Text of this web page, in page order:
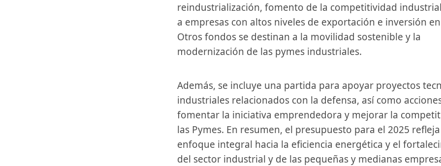
reindustrialización, fomento ​de la competitividad
a empresas con altos niveles de exportación⁢ e inversión
Otros fondos se destinan a la movilidad sostenible ⁤y ‍la
modernización ⁤de las ⁤pymes industriales.
Además, se incluye​ una partida para apoyar proyectos tecnológicos
industriales relacionados​ con la defensa, así como
fomentar la iniciativa emprendedora⁤ y mejorar la
las Pymes. En resumen, el presupuesto‌ para el ⁤2025
enfoque integral ‍hacia la‍ eficiencia energética y el
del sector industrial y⁣ de las pequeñas y medianas